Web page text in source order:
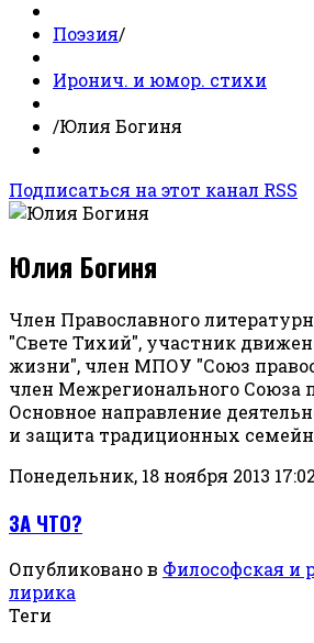
Поэзия/
Иронич. и юмор. стихи
/Юлия Богиня
Подписаться на этот канал RSS
Юлия Богиня
Член Православного
"Свете Тихий", участник
жизни", член МПОУ "Союз
член Межрегионального Союза
Основное направление
и защита традиционных
Понедельник, 18 ноября 2013 17:02
ЗА ЧТО?
Опубликовано в Философская и
лирика
Теги